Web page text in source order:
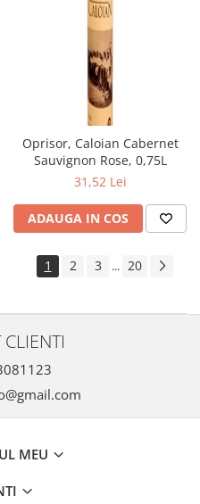
Oprisor, Caloian Cabernet
Sauvignon Rose, 0,75L
31,52 Lei
ADAUGA IN COS
1 2 3 ... 20
MEU